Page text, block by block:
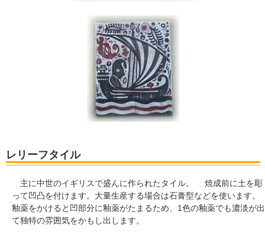
レリーフタイル
主に中世のイギリスで盛んに作られたタイル。 焼成前に土を彫
って凹凸を付けます。大量生産する場合は石膏型などを使います。
釉薬をかけると凹部分に釉薬がたまるため、1色の釉薬でも濃淡が出
て独特の雰囲気をかもし出します。